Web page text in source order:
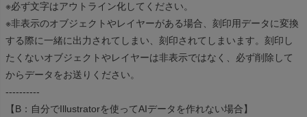
※必ず文字はアウトライン化してください。
※非表示のオブジェクトやレイヤーがある場合、刻印用データに変換
する際に一緒に出力されてしまい、刻印されてしまいます。刻印し
たくないオブジェクトやレイヤーは非表示ではなく、必ず削除して
からデータをお送りください。
----------
【B：自分でIllustratorを使ってAIデータを作れない場合】